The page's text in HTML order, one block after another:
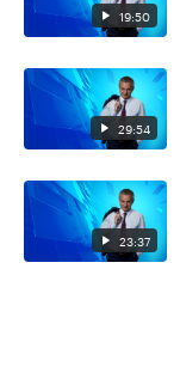
19:50
29:54
23:37